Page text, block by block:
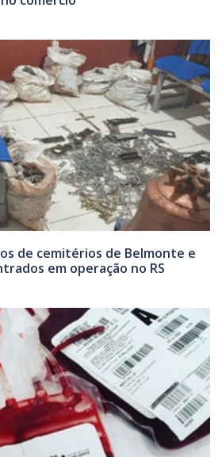
de cemitérios de Belmonte e
em operação no RS